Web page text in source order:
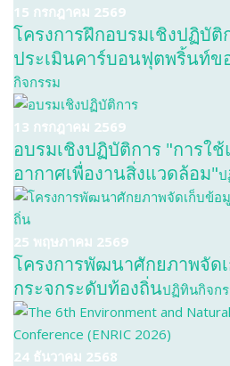
15 กรกฎาคม 2569
โครงการฝึกอบรมเชิงปฏิบัติ
ประเมินคาร์บอนฟุตพริ้นท์ข
กิจกรรม
13 กรกฎาคม 2569
อบรมเชิงปฏิบัติการ "การใ
อากาศเพื่องานสิ่งแวดล้อม"ป
25 พฤษภาคม 2569
โครงการพัฒนาศักยภาพจัด
กระจกระดับท้องถิ่นปฏิทินกิจก
24 ธันวาคม 2568